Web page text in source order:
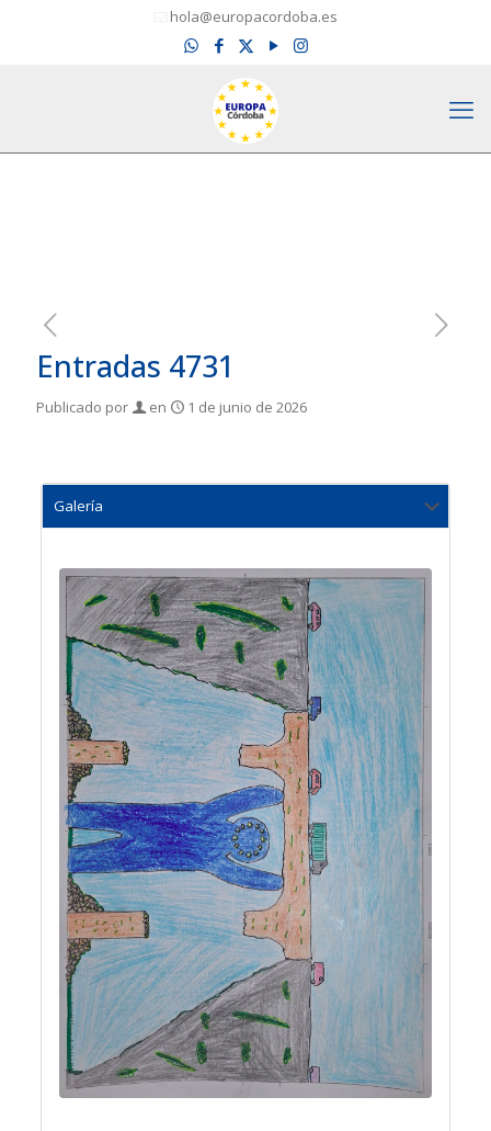
hola@europacordoba.es
Entradas 4731
Publicado por en 1 de junio de 2026